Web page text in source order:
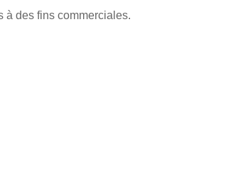
à des fins commerciales.